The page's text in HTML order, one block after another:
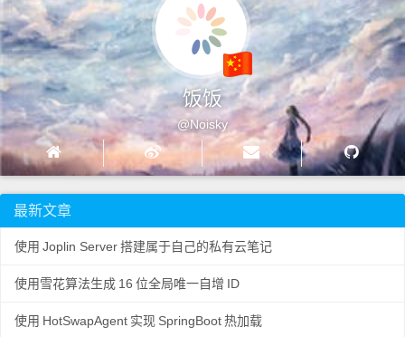
饭饭
@Noisky
最新文章
使用 Joplin Server搭建属于自己的私有云笔记
使用雪花算法生成 16 位全局唯一自增 ID
使用 HotSwapAgent 实现 SpringBoot热加载